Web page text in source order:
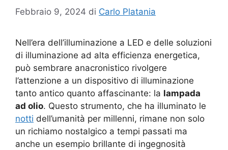
Febbraio 9, 2024 di Carlo Platania
Nell’era dell’illuminazione a LED e delle soluzioni
di illuminazione ad alta efficienza energetica,
può sembrare anacronistico rivolgere
l’attenzione a un dispositivo di illuminazione
tanto antico quanto affascinante: la lampada
ad olio. Questo strumento, che ha illuminato le
notti dell’umanità per millenni, rimane non solo
un richiamo nostalgico a tempi passati ma
anche un esempio brillante di ingegnosità